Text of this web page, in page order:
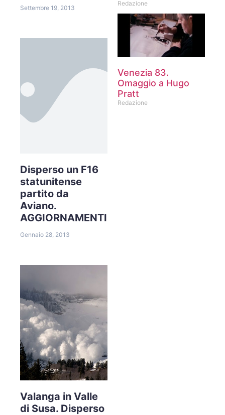
Settembre 19, 2013
Disperso un F16
statunitense
partito da
Aviano.
AGGIORNAMENTI
Gennaio 28, 2013
Valanga in Valle
di Susa. Disperso
Redazione
Venezia 83.
Omaggio a Hugo
Pratt
Redazione